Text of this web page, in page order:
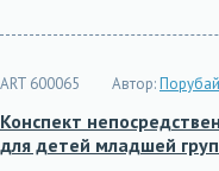
ART 600065 Автор:
Конспект
для детей младшей